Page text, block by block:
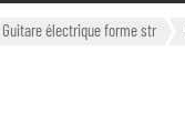
Guitare électrique forme str